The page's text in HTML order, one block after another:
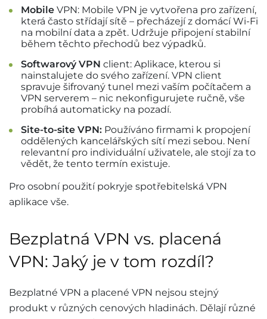
Mobile VPN: Mobile VPN je vytvořena pro zařízení,
která často střídají sítě – přecházejí z domácí Wi-Fi
na mobilní data a zpět. Udržuje připojení stabilní
během těchto přechodů bez výpadků.
Softwarový VPN client: Aplikace, kterou si
nainstalujete do svého zařízení. VPN client
spravuje šifrovaný tunel mezi vaším počítačem a
VPN serverem – nic nekonfigurujete ručně, vše
probíhá automaticky na pozadí.
Site-to-site VPN: Používáno firmami k propojení
oddělených kancelářských sítí mezi sebou. Není
relevantní pro individuální uživatele, ale stojí za to
vědět, že tento termín existuje.
Pro osobní použití pokryje spotřebitelská VPN
aplikace vše.
Bezplatná VPN vs. placená
VPN: Jaký je v tom rozdíl?
Bezplatné VPN a placené VPN nejsou stejný
produkt v různých cenových hladinách. Dělají různé